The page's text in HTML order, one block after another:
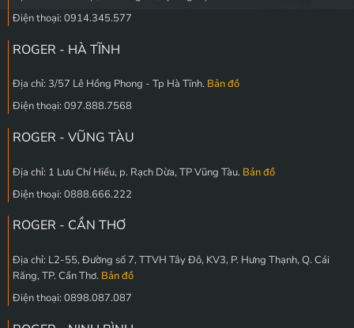
Điện thoại: 0914.345.577
ROGER - HÀ TĨNH
Địa chỉ: 3/57 Lê Hồng Phong - Tp Hà Tĩnh. Bản đồ
Điện thoại: 097.888.7568
ROGER - VŨNG TÀU
Địa chỉ: 1 Lưu Chí Hiếu, p. Rạch Dừa, TP Vũng Tàu. Bản đồ
Điện thoại: 0888.666.222
ROGER - CẦN THƠ
Địa chỉ: L2-55, Đường số 7, TTVH Tây Đô, KV3, P. Hưng Thạnh, Q. Cái
Răng, TP. Cần Thơ. Bản đồ
Điện thoại: 0898.087.087